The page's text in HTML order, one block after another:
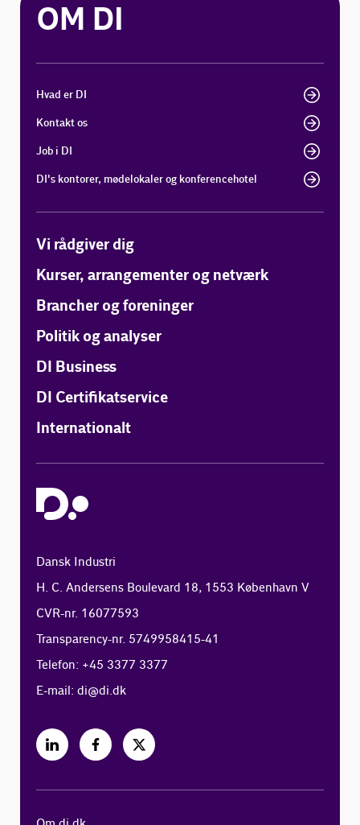
OM DI
Hvad er DI
Kontakt os
Job i DI
DI's kontorer, mødelokaler og konferencehotel
Vi rådgiver dig
Kurser, arrangementer og netværk
Brancher og foreninger
Politik og analyser
DI Business
DI Certifikatservice
Internationalt
Dansk Industri
H. C. Andersens Boulevard 18, 1553 København V
CVR-nr. 16077593
Transparency-nr. 5749958415-41
Telefon: +45 3377 3377
E-mail:di@di.dk